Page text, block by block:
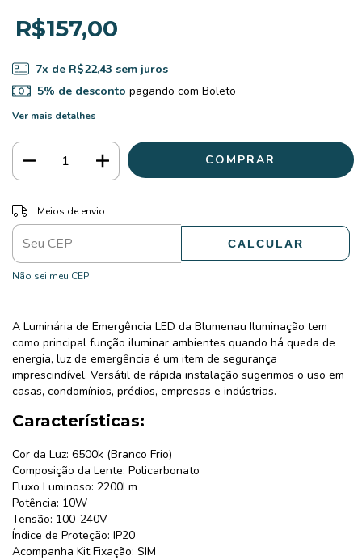
R$157,00
7x de R$22,43 sem juros
5% de desconto pagando com Boleto
Ver mais detalhes
Entregas para o CEP:
Meios de envio
CALCULAR
Não sei meu CEP
A Luminária de Emergência LED da Blumenau Iluminação tem
como principal função iluminar ambientes quando há queda de
energia, luz de emergência é um item de segurança
imprescindível. Versátil de rápida instalação sugerimos o uso em
casas, condomínios, prédios, empresas e indústrias.
Características:
Cor da Luz: 6500k (Branco Frio)
Composição da Lente: Policarbonato
Fluxo Luminoso: 2200Lm
Potência: 10W
Tensão: 100-240V
Índice de Proteção: IP20
Acompanha Kit Fixação: SIM